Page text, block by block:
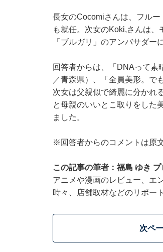
長女のCocomiさんは、フル
も就任。次女のKoki,さんは
「ブルガリ」のアンバサダー
回答者からは、「DNAって素
／青森県）、「全員美形。で
次女は父親似で綺麗に分かれ
と母親のいいとこ取りをした
ました。
※回答者からのコメントは原
この記事の筆者：福島 ゆき
アニメや漫画のレビュー、エ
時々、店舗取材などのリポー
次ペ